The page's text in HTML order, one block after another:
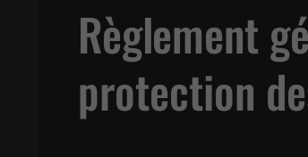
Règlement
protection